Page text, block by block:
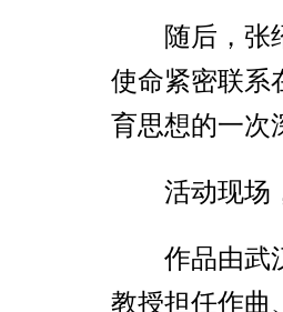
随后，张
使命紧密联系
育思想的一次
活动现场
作品由武
教授担任作曲